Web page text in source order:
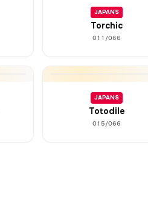
JAPANS
Torchic
011/066
JAPANS
Totodile
015/066